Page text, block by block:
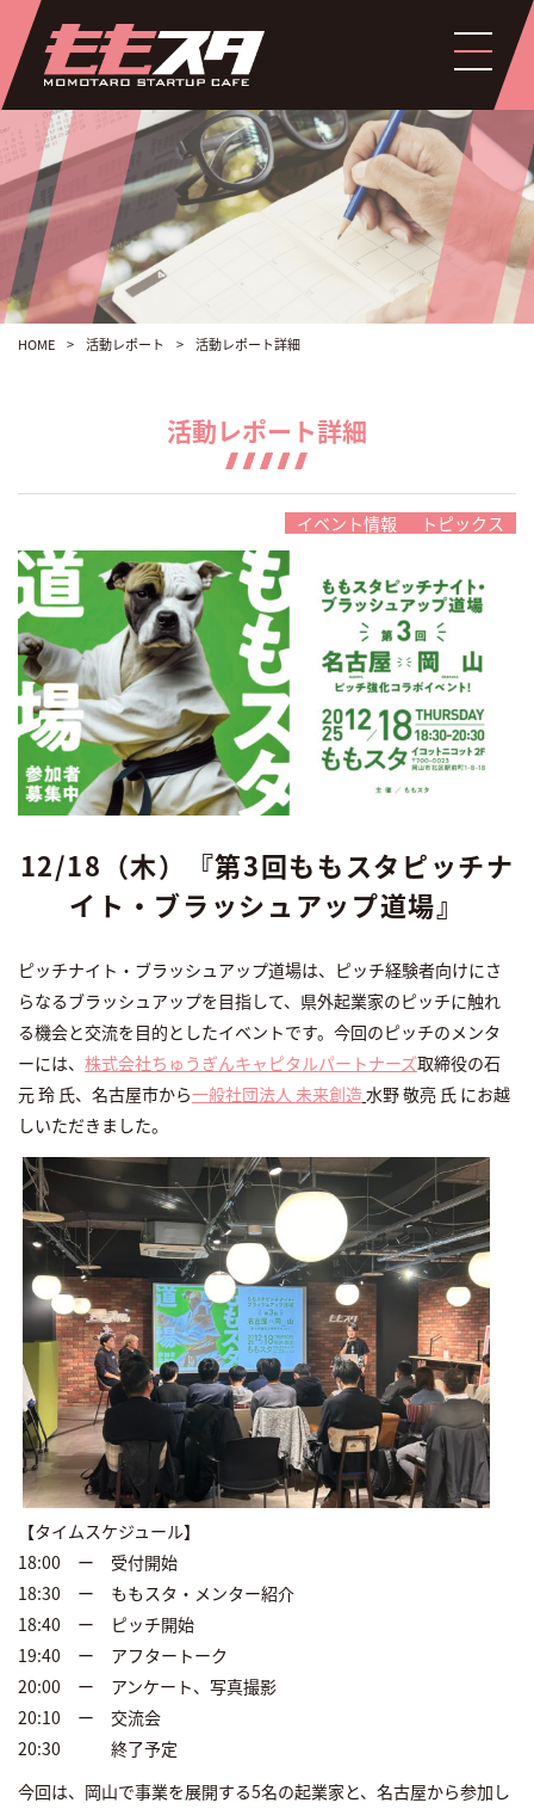
HOME > 活動レポート > 活動レポート詳細
活動レポート詳細
イベント情報 トピックス
12/18（木）『第3回ももスタピッチナ
イト・ブラッシュアップ道場』
ピッチナイト・ブラッシュアップ道場は、ピッチ経験者向けにさ
らなるブラッシュアップを目指して、県外起業家のピッチに触れ
る機会と交流を目的としたイベントです。今回のピッチのメンタ
ーには、 株式会社ちゅうぎんキャピタルパートナーズ取締役の石
元 玲 氏、名古屋市から一般社団法人 未来創造水野 敬亮 氏 にお越
しいただきました。
【タイムスケジュール】
18:00 ー 受付開始
18:30 ー ももスタ・メンター紹介
18:40 ー ピッチ開始
19:40 ー アフタートーク
20:00 ー アンケート、写真撮影
20:10 ー 交流会
20:30 終了予定
今回は、岡山で事業を展開する5名の起業家と、名古屋から参加し